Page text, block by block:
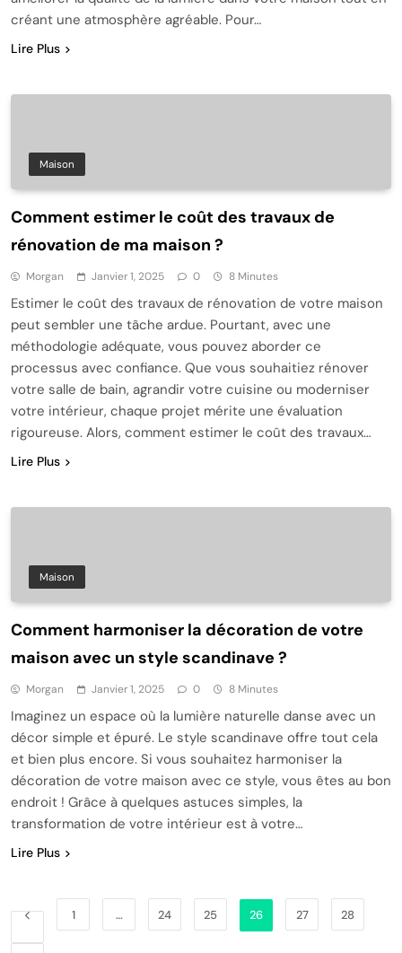
créant une atmosphère agréable. Pour…
Lire Plus
Maison
Comment estimer le coût des travaux de
rénovation de ma maison ?
Morgan Janvier 1, 2025 0 8 Minutes
Estimer le coût des travaux de rénovation de votre maison
peut sembler une tâche ardue. Pourtant, avec une
méthodologie adéquate, vous pouvez aborder ce
processus avec confiance. Que vous souhaitiez rénover
votre salle de bain, agrandir votre cuisine ou moderniser
votre intérieur, chaque projet mérite une évaluation
rigoureuse. Alors, comment estimer le coût des travaux…
Lire Plus
Maison
Comment harmoniser la décoration de votre
maison avec un style scandinave ?
Morgan Janvier 1, 2025 0 8 Minutes
Imaginez un espace où la lumière naturelle danse avec un
décor simple et épuré. Le style scandinave offre tout cela
et bien plus encore. Si vous souhaitez harmoniser la
décoration de votre maison avec ce style, vous êtes au bon
endroit ! Grâce à quelques astuces simples, la
transformation de votre intérieur est à votre…
Lire Plus
1 … 24 25 26 27 28